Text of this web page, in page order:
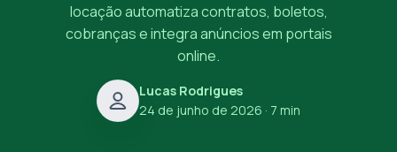
locação automatiza contratos, boletos,
cobranças e integra anúncios em portais
online.
Lucas Rodrigues
24 de junho de 2026 · 7 min